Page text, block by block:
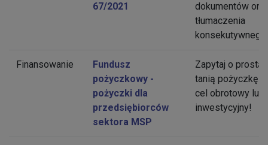
67/2021
dokumentów
tłumaczenia
konsekutywnego
Finansowanie
Fundusz
pożyczkowy -
pożyczki dla
przedsiębiorców
sektora MSP
Zapytaj o prostą i
tanią pożyczkę
cel obrotowy lub
inwestycyjny!